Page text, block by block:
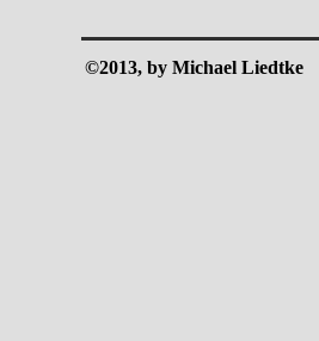
©2013, by Michael Liedtke